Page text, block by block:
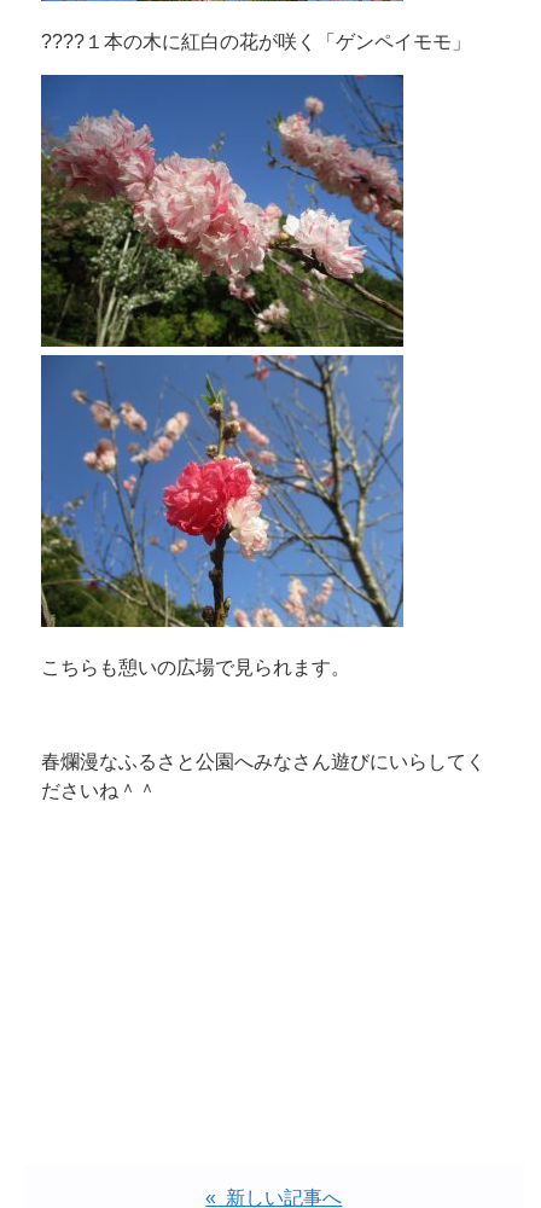
????１本の木に紅白の花が咲く「ゲンペイモモ」
こちらも憩いの広場で見られます。
春爛漫なふるさと公園へみなさん遊びにいらしてく
ださいね＾＾
« 新しい記事へ